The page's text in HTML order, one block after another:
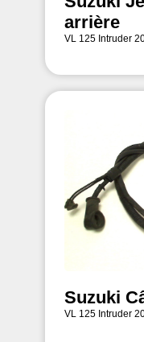
arrière
VL 125 Intruder
Suzuki
VL 125 Intruder